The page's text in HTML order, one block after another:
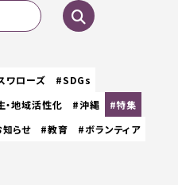
ワローズ
#SDGs
・地域活性化 #沖縄
#特集
らせ #教育
#ボランティア